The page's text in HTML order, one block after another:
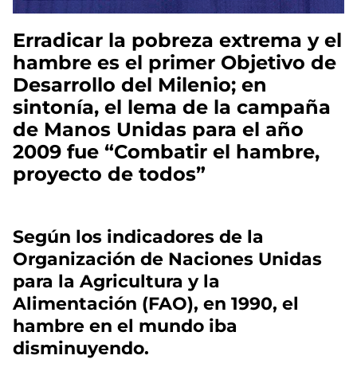
Erradicar la pobreza extrema y el
hambre es el primer Objetivo de
Desarrollo del Milenio; en
sintonía, el lema de la campaña
de Manos Unidas para el año
2009 fue “Combatir el hambre,
proyecto de todos”
Según los indicadores de la
Organización de Naciones Unidas
para la Agricultura y la
Alimentación (FAO), en 1990, el
hambre en el mundo iba
disminuyendo.